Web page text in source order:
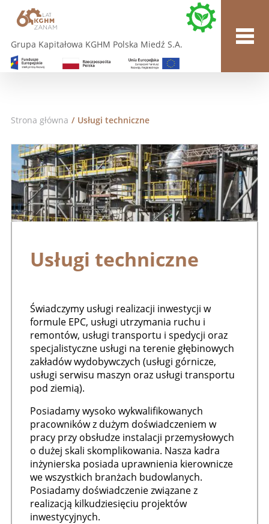
Grupa Kapitałowa KGHM Polska Miedź S.A.
Strona główna / Usługi techniczne
Usługi techniczne
Świadczymy usługi realizacji inwestycji w
formule EPC, usługi utrzymania ruchu i
remontów, usługi transportu i spedycji oraz
specjalistyczne usługi na terenie głębinowych
zakładów wydobywczych (usługi górnicze,
usługi serwisu maszyn oraz usługi transportu
pod ziemią).
Posiadamy wysoko wykwalifikowanych
pracowników z dużym doświadczeniem w
pracy przy obsłudze instalacji przemysłowych
o dużej skali skomplikowania. Nasza kadra
inżynierska posiada uprawnienia kierownicze
we wszystkich branżach budowlanych.
Posiadamy doświadczenie związane z
realizacją kilkudziesięciu projektów
inwestycyjnych.